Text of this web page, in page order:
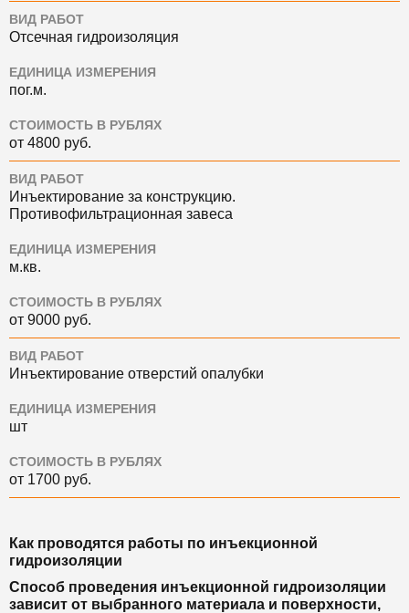
ВИД РАБОТ
Отсечная гидроизоляция
ЕДИНИЦА ИЗМЕРЕНИЯ
пог.м.
СТОИМОСТЬ В РУБЛЯХ
от 4800 руб.
ВИД РАБОТ
Инъектирование за конструкцию.
Противофильтрационная завеса
ЕДИНИЦА ИЗМЕРЕНИЯ
м.кв.
СТОИМОСТЬ В РУБЛЯХ
от 9000 руб.
ВИД РАБОТ
Инъектирование отверстий опалубки
ЕДИНИЦА ИЗМЕРЕНИЯ
шт
СТОИМОСТЬ В РУБЛЯХ
от 1700 руб.
Как проводятся работы по инъекционной
гидроизоляции
Способ проведения инъекционной гидроизоляции
зависит от выбранного материала и поверхности,